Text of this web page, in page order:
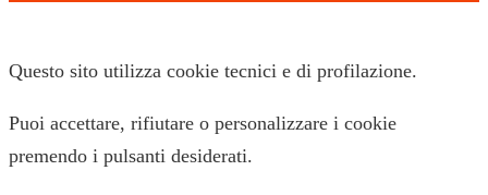
Questo sito utilizza cookie tecnici e di profilazione.
Puoi accettare, rifiutare o personalizzare i cookie
premendo i pulsanti desiderati.